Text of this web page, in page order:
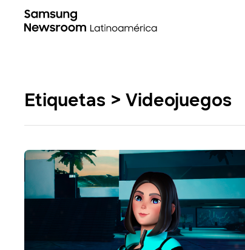
Etiquetas > Videojuegos